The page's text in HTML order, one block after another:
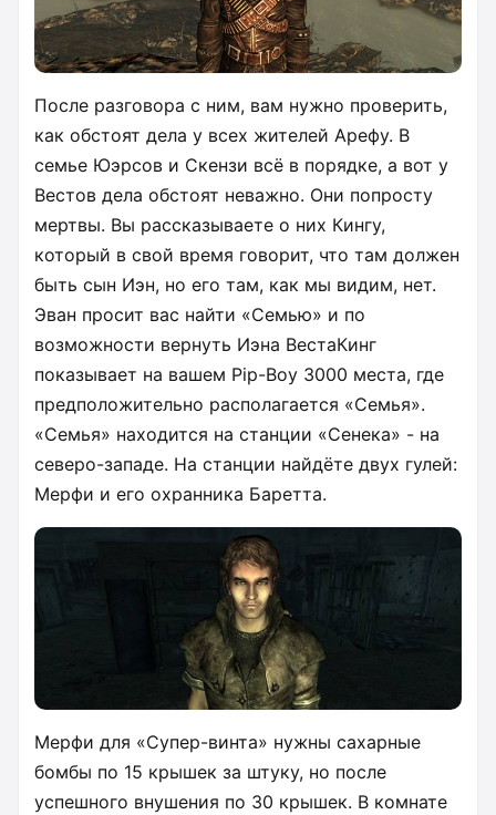
После разговора с ним, вам нужно проверить,
как обстоят дела у всех жителей Арефу. В
семье Юэрсов и Скензи всё в порядке, а вот у
Вестов дела обстоят неважно. Они попросту
мертвы. Вы рассказываете о них Кингу,
который в свой время говорит, что там должен
быть сын Иэн, но его там, как мы видим, нет.
Эван просит вас найти «Семью» и по
возможности вернуть Иэна ВестаКинг
показывает на вашем Pip-Boy 3000 места, где
предположительно располагается «Семья».
«Семья» находится на cтанции «Сенека» - на
северо-западе. На станции найдёте двух гулей:
Мерфи и его охранника Баретта.
Мерфи для «Супер-винта» нужны сахарные
бомбы по 15 крышек за штуку, но после
успешного внушения по 30 крышек. В комнате